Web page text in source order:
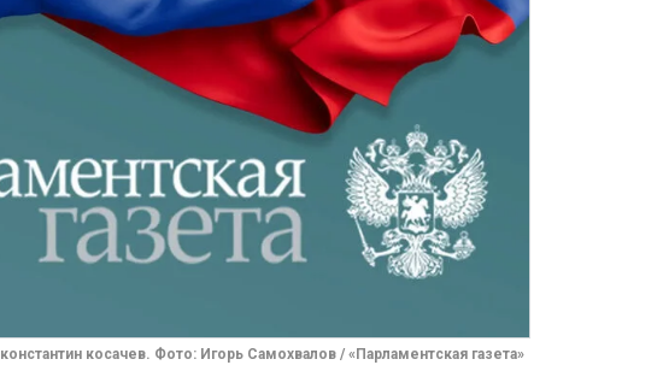
константин косачев. Фото: Игорь Самохвалов / «Парламентская газета»